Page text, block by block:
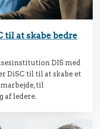
til at skabe bedre
DIS med
DiSC til til at skabe et
til
af ledere.